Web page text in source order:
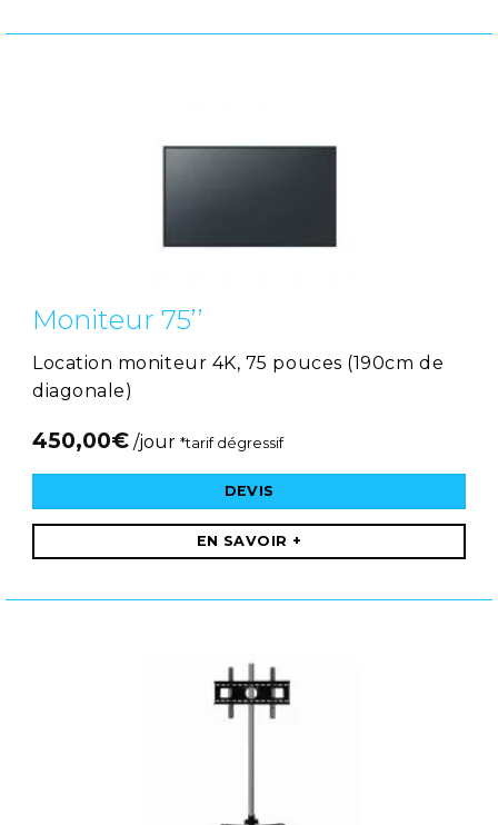
Moniteur 75’’
Location moniteur 4K, 75 pouces (190cm de
diagonale)
450,00€ /jour *tarif dégressif
DEVIS
EN SAVOIR +